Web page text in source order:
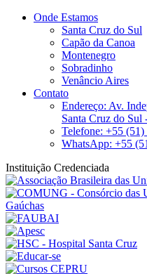
Onde Estamos
Santa Cruz do Sul
Capão da Canoa
Montenegro
Sobradinho
Venâncio Aires
Contato
Endereço: Av.
Santa Cruz do Sul
Telefone: +55
WhatsApp: +55
Instituição Credenciada